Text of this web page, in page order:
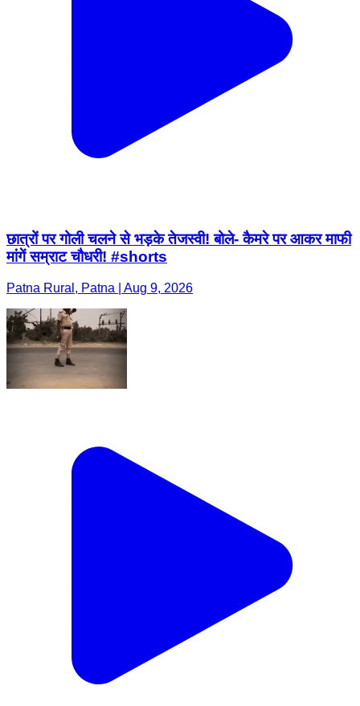
छात्रों पर गोली चलने से भड़के तेजस्वी! बोले- कैमरे पर आकर माफी
मांगें सम्राट चौधरी! #shorts
Patna Rural, Patna | Aug 9, 2026